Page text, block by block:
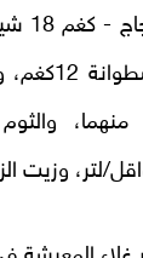
المعيشة